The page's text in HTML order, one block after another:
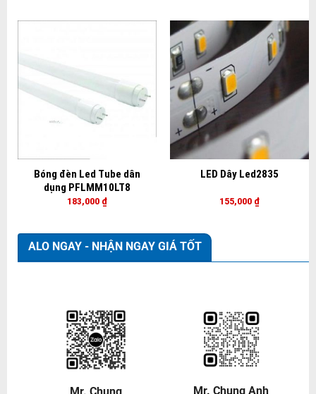
Bóng đèn Led Tube dân
dụng PFLMM10LT8
183,000 ₫
LED Dây Led2835
155,000 ₫
ALO NGAY - NHẬN NGAY GIÁ TỐT
Mr. Chung Anh